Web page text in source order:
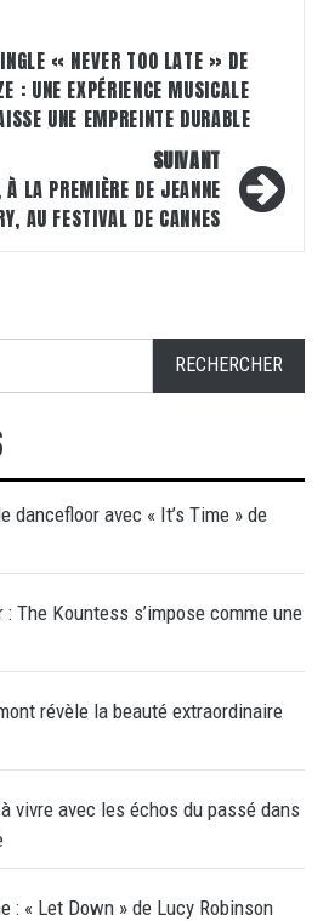
« NEVER TOO LATE » DE
: UNE EXPÉRIENCE MUSICALE
UNE EMPREINTE DURABLE
SUIVANT
LA PREMIÈRE DE JEANNE
AU FESTIVAL DE CANNES
dancefloor avec « It’s Time » de
The Kountess s’impose comme une
révèle la beauté extraordinaire
vivre avec les échos du passé dans
: « Let Down » de Lucy Robinson